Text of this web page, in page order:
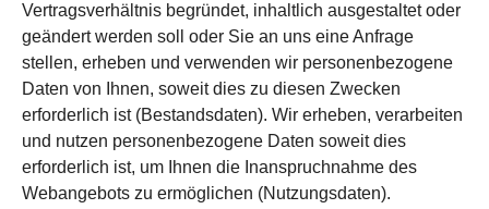
Vertragsverhältnis begründet, inhaltlich ausgestaltet oder
geändert werden soll oder Sie an uns eine Anfrage
stellen, erheben und verwenden wir personenbezogene
Daten von Ihnen, soweit dies zu diesen Zwecken
erforderlich ist (Bestandsdaten). Wir erheben, verarbeiten
und nutzen personenbezogene Daten soweit dies
erforderlich ist, um Ihnen die Inanspruchnahme des
Webangebots zu ermöglichen (Nutzungsdaten).